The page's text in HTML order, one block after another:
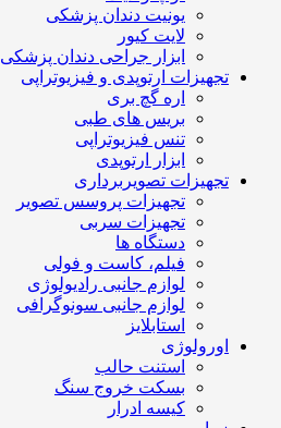
یونیت دندان پزشکی
لایت کیور
ابزار جراحی دندان پزشکی
تجهیزات ارتوپدی و فیزیوتراپی
اره گچ بری
بریس های طبی
تنس فیزیوتراپی
ابزار ارتوپدی
تجهیزات تصویربرداری
تجهیزات پروسس تصویر
تجهیزات سربی
دستگاه ها
فیلم، کاست و فولی
لوازم جانبی رادیولوژی
لوازم جانبی سونوگرافی
استابلایز
اورولوژی
استنت حالب
بسکت خروج سنگ
کیسه ادرار